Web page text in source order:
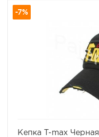
-7%
Кепка T-max Черная